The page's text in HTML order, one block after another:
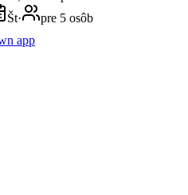
Št·
pre 5 osôb
app